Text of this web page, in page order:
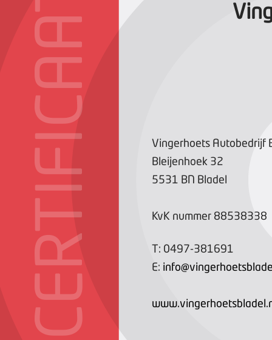
CERTIFICAAT
Vingerhoets Autobedrijf
Bleijenhoek 32
5531 BN Bladel
KvK nummer 88538338
T: 0497-381691
E: